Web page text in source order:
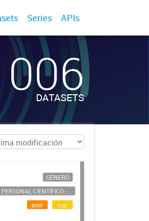
Series APIs
006
DATASETS
GÉNERO
PERSONAL CIENTÍFICO-TECNOLÓGICO
json
csv